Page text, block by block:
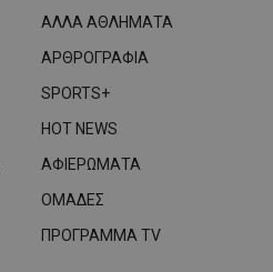
ΑΛΛΑ ΑΘΛΗΜΑΤΑ
ΑΡΘΡΟΓΡΑΦΙΑ
SPORTS+
HOT NEWS
ΑΦΙΕΡΩΜΑΤΑ
ΟΜΑΔΕΣ
ΠΡΟΓΡΑΜΜΑ TV